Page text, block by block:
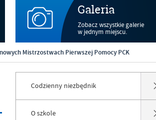
Galeria
Zobacz wszystkie galerie
w jednym miejscu.
Mistrzostwach Pierwszej Pomocy PCK
Codzienny niezbędnik
O szkole